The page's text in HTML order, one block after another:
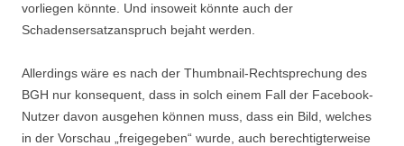
vorliegen könnte. Und insoweit könnte auch der
Schadensersatzanspruch bejaht werden.
Allerdings wäre es nach der Thumbnail-Rechtsprechung des
BGH nur konsequent, dass in solch einem Fall der Facebook-
Nutzer davon ausgehen können muss, dass ein Bild, welches
in der Vorschau „freigegeben“ wurde, auch berechtigterweise